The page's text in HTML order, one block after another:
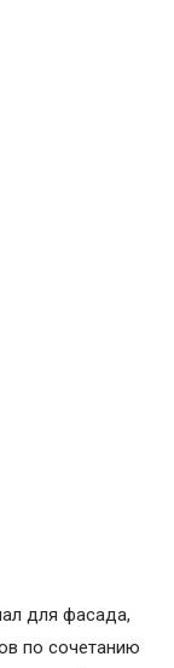
для фасада,
по сочетанию